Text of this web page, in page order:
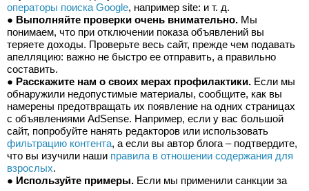
операторы поиска Google, например site: и т. д.
● Выполняйте проверки очень внимательно. Мы
понимаем, что при отключении показа объявлений вы
теряете доходы. Проверьте весь сайт, прежде чем подавать
апелляцию: важно не быстро ее отправить, а правильно
составить.
● Расскажите нам о своих мерах профилактики. Если мы
обнаружили недопустимые материалы, сообщите, как вы
намерены предотвращать их появление на одних страницах
с объявлениями AdSense. Например, если у вас большой
фильтрацию контента, а если вы автор блога – подтвердите,
что вы изучили наши правила в отношении содержания для
взрослых.
● Используйте примеры. Если мы применили санкции за